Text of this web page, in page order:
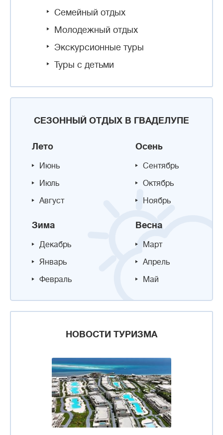
Семейный отдых
Молодежный отдых
Экскурсионные туры
Туры с детьми
СЕЗОННЫЙ ОТДЫХ В ГВАДЕЛУПЕ
Лето
Июнь
Июль
Август
Осень
Сентябрь
Октябрь
Ноябрь
Зима
Декабрь
Январь
Февраль
Весна
Март
Апрель
Май
НОВОСТИ ТУРИЗМА